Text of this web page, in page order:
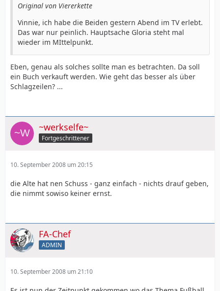
Original von Viererkette
Vinnie, ich habe die Beiden gestern Abend im TV erlebt.
Das war nur peinlich. Hauptsache Gloria steht mal
wieder im MIttelpunkt.
Eben, genau als solches sollte man es betrachten. Da soll
ein Buch verkauft werden. Wie geht das besser als über
Schlagzeilen? ...
~werkselfe~
Fortgeschrittener
10. September 2008 um 20:15
die Alte hat nen Schuss - ganz einfach - nichts drauf geben,
die nimmt sowiso keiner ernst.
FA-Chef
ADMIN
10. September 2008 um 21:10